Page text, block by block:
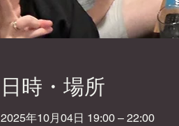
日時・場所
2025年10月04日 19:00 – 22:00